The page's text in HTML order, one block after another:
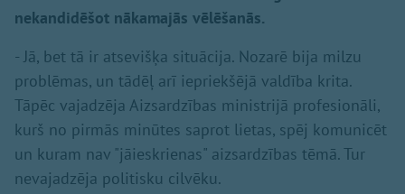
nekandidēšot nākamajās vēlēšanās.
- Jā, bet tā ir atsevišķa situācija. Nozarē bija milzu
problēmas, un tādēļ arī iepriekšējā valdība krita.
Tāpēc vajadzēja Aizsardzības ministrijā profesionāli,
kurš no pirmās minūtes saprot lietas, spēj komunicēt
un kuram nav "jāieskrienas" aizsardzības tēmā. Tur
nevajadzēja politisku cilvēku.